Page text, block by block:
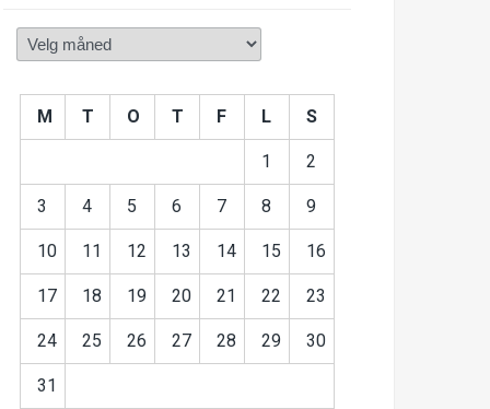
Arkiv
M T O T F L S
1 2
3 4 5 6 7 8 9
10 11 12 13 14 15 16
17 18 19 20 21 22 23
24 25 26 27 28 29 30
31